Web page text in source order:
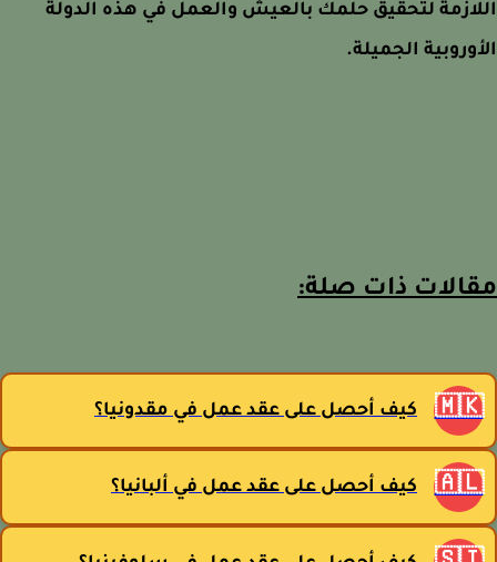
لتحقيق حلمك بالعيش والعمل في هذه الدولة
الجميلة.
ذات صلة:
كيف أحصل على عقد عمل في مقدونيا؟
كيف أحصل على عقد عمل في ألبانيا؟